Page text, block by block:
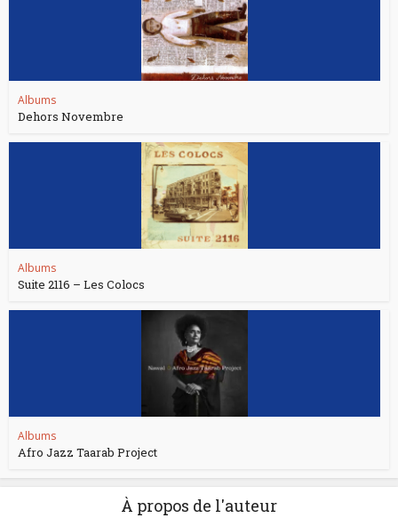
Albums
Dehors Novembre
Albums
Suite 2116 – Les Colocs
Albums
Afro Jazz Taarab Project
À propos de l'auteur